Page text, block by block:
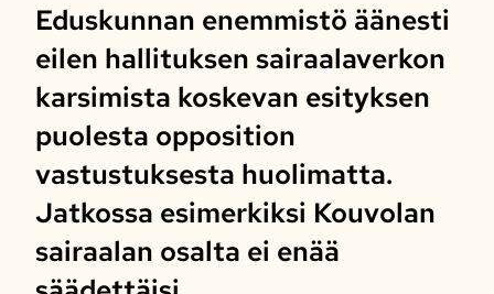
Eduskunnan enemmistö äänesti
eilen hallituksen sairaalaverkon
karsimista koskevan esityksen
puolesta opposition
vastustuksesta huolimatta.
Jatkossa esimerkiksi Kouvolan
sairaalan osalta ei enää